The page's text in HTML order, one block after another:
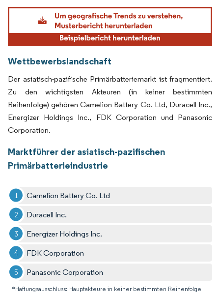
Bild © Mordor Intelligence. Wiederverwendung erfordert Namensnennung gemäß
Wettbewerbslandschaft
Der asiatisch-pazifische Primärbatteriemarkt ist fragmentiert.
Zu den wichtigsten Akteuren (in keiner bestimmten
Reihenfolge) gehören Camelion Battery Co. Ltd, Duracell Inc.,
Energizer Holdings Inc., FDK Corporation und Panasonic
Corporation.
Marktführer der asiatisch-pazifischen
Primärbatterieindustrie
Camelion Battery Co. Ltd
Duracell Inc.
Energizer Holdings Inc.
FDK Corporation
Panasonic Corporation
*Haftungsausschluss: Hauptakteure in keiner bestimmten Reihenfolge